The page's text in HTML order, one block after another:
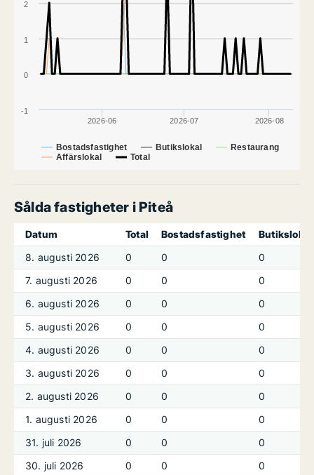
Bostadsfastighet Butikslokal
Restaurang
Affärslokal
Total
2026-06 2026-07 2026-08
-1
0
1
2
Sålda fastigheter i Piteå
Datum Total Bostadsfastighet
Butikslokal
8. augusti 2026
0 0
0
7. augusti 2026
0 0
0
6. augusti 2026
0 0
0
5. augusti 2026
0 0
0
4. augusti 2026
0 0
0
3. augusti 2026
0 0
0
2. augusti 2026
0 0
0
1. augusti 2026
0 0
0
31. juli 2026
0 0
0
30. juli 2026
0 0
0